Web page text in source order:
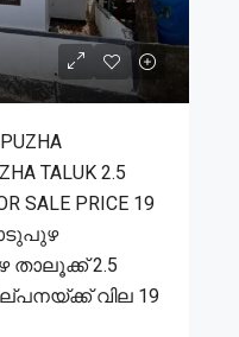
TALUK 2.5
SALE PRICE 19
താലൂക്ക് 2.5
വില 19